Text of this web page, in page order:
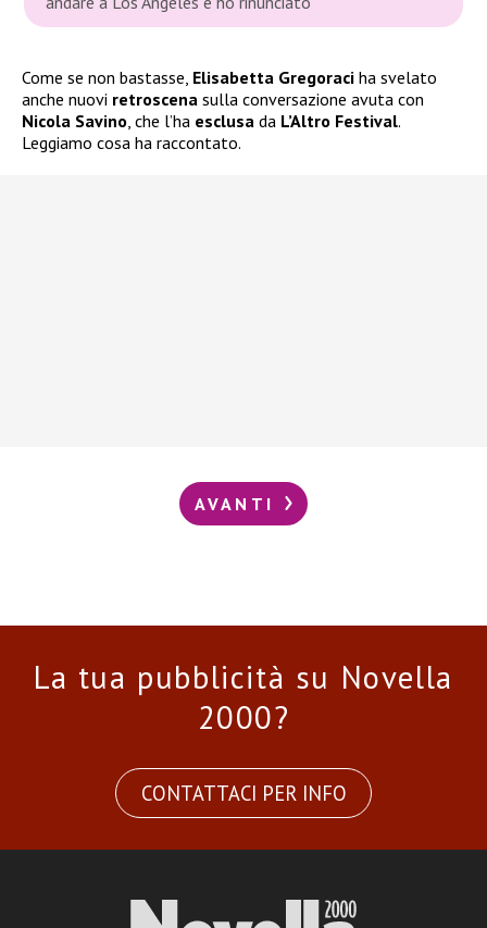
Come se non bastasse, Elisabetta Gregoraci ha svelato
anche nuovi retroscena sulla conversazione avuta con
Nicola Savino , che l’ha esclusa da L’Altro Festival.
Leggiamo cosa ha raccontato.
AVANTI
La tua pubblicità su Novella
2000?
CONTATTACI PER INFO